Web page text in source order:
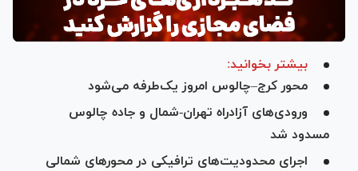
بیشتر بخوانید:
محور کرج–چالوس امروز یک‌طرفه می‌شود
ورودی‌های آزادراه تهران-شمال و جاده چالوس
مسدود شد
اجرای محدودیت‌های ترافیکی در محور‌های شمالی